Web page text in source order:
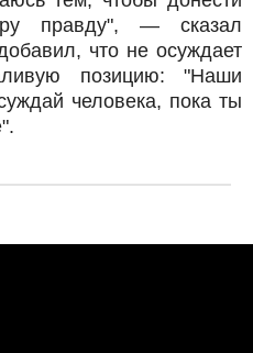
правду", — сказал
что не осуждает
позицию: "Наши
человека, пока ты